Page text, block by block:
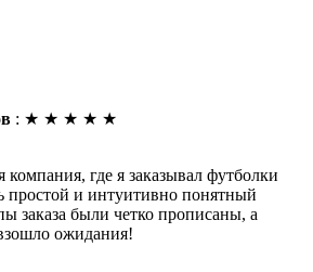
: ★ ★ ★ ★ ★
компания, где я заказывал футболки
простой и интуитивно понятный
заказа были четко прописаны, а
ожидания!